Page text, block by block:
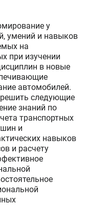
у
умений и навыков
на
при изучении
в новые
автомобилей.
следующие
знаний по
транспортных
и
навыков
и расчету